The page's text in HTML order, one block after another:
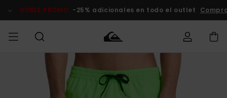
del
DOBLE PROMO -25% adicionales en todo el outlet
HOMBRE Ropa
Ropa
Shop
Surf Shop
Hombre
Tienda
Snow
Hombre
Outlet
Hombre
Accede a tu
pedido